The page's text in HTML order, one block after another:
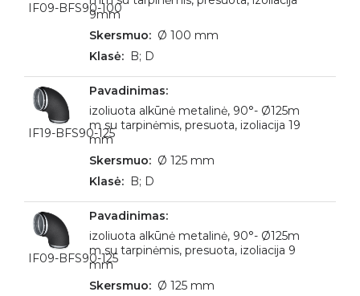
IF09-BFS90-100
9mm
Ø 100 mm
B; D
IF19-BFS90-125
izoliuota alkūnė metalinė, 90°- Ø125m
m su tarpinėmis, presuota, izoliacija 19
mm
Ø 125 mm
B; D
IF09-BFS90-125
izoliuota alkūnė metalinė, 90°- Ø125m
m su tarpinėmis, presuota, izoliacija 9
mm
Ø 125 mm